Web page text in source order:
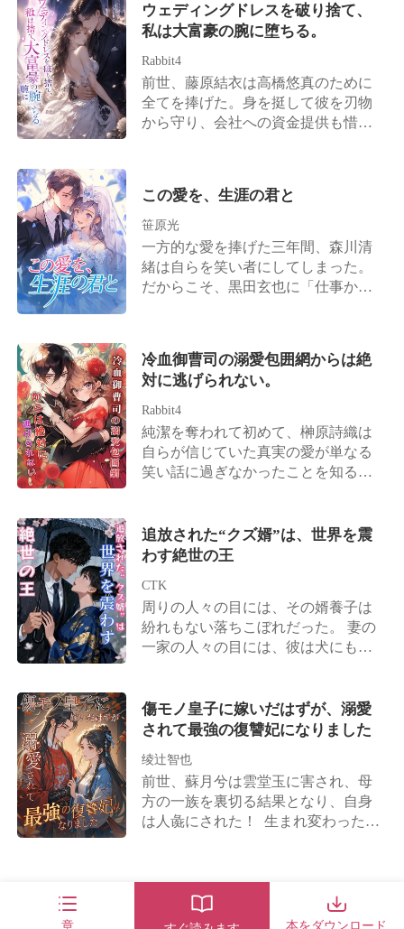
復縁すればいい」 彼は時水恋がずっ
とその場で待っていると信じていた
が、彼女はもう目が覚めていた。 涙
は枯れ果て、時水恋の心も死んだ。
こうして偽りの離婚は、本当の別れ
となった。 子を堕ろし、人生を再出
が流れた。かつて傲岸不遜を極めた
あの陸名家の御曹司が、血走った目
でマイバッハを飛ばし、狂ったよう
に彼女を追い続けた、と。ただ、憐
れみの一瞥を乞うためだけに……。
ウェディングドレスを破り捨て、
私は大富豪の腕に堕ちる。
Rabbit4
前世、藤原結衣は高橋悠真のために
全てを捧げた。身を挺して彼を刃物
から守り、会社への資金提供も惜し
いたのは初恋の相手である星野美月
であり、結婚式の当日でさえ、彼は
藤原結衣を見捨てて星野美月のもと
へと向かった。 高橋悠真は藤原結衣
に触れようともせず、ただ会社を発
へと回帰した藤原結衣は、自らウェ
ディング写真を叩き割り、彼女に一
真を切り捨てると、彼はまるで犬の
ように藤原結衣に付きまとい、跪い
て許しを乞うようになった。 藤原結
の腕の中へと飛び込んだ。 その男は
彼女の腰を抱き寄せ、高橋悠真を見
下ろして言い放つ。「藤原結衣は
今、俺の妻だ！」
この愛を、生涯の君と
笹原光
一方的な愛を捧げた三年間、森川清
緒は自らを笑い者にしてしまった。
だからこそ、黒田玄也に「仕事か離
ての理性的で、美貌と才気を兼ね備
えた「森川医薬」の継承者に戻るこ
とを。 その後。 元夫である黒田玄也
は、一族郎党を引き連れて復縁を懇
願しに跪くこととなる。 しかし、森
川清緒の背後は規格外だった。実父
世界に顔が利き妹を溺愛する腹黒社
長、そして弟は芸能界のドン。 そう
そう……もう一人。「芸能界で真面
目にやらなければ実家の千億の遺産
を継がせる」と脅されており、プラ
イドが高く毒舌だが、誰よりも彼女
には甘い「宿敵」の存在も忘れては
冷血御曹司の溺愛包囲網からは絶
対に逃げられない。
Rabbit4
純潔を奪われて初めて、榊原詩織は
自らが信じていた真実の愛が単なる
笑い話に過ぎなかったことを知る。
て彼女の財産を狙っていたのだ。 詩
織はすぐさま悪魔のような男と婚姻
ることを決意する。 長谷川彰人は、
残忍で気分屋であると噂される人
物。 誰もが詩織が彼のもとで何日生
き延びられるかを見物していたが、
りだった。 悔しがる妹が「見知らぬ
男に抱かれた女なんて、彼にとって
はただの遊びよ！」と吐き捨てれ
ば、 彰人は愛妻を抱き寄せ、「奇遇
だな、その見知らぬ男とは私のこと
だ」と返す。 焦った元婚約者が「あ
いつはまもなく一族から追い出され
少なダイヤモンドの指輪を競り落と
追放された“クズ婿”は、世界を震
わす絶世の王
CTK
周りの人々の目には、その婿養子は
紛れもない落ちこぼれだった。 妻の
一家の人々の目には、彼は犬にも劣
された。 誰も知らなかった。世界を
震撼させる絶世の王者が、こうして
傷モノ皇子に嫁いだはずが、溺愛
されて最強の復讐妃になりました
绫辻智也
前世、蘇月兮は雲堂玉に害され、母
方の一族を裏切る結果となり、自身
は人彘にされた！ 生まれ変わった今
みつけ、母親と母方の一族を守り抜
く！ クズ男が近づいてきたら？ 彼
女は計略に計略を重ね、彼の悪評を
章 本をダウンロード